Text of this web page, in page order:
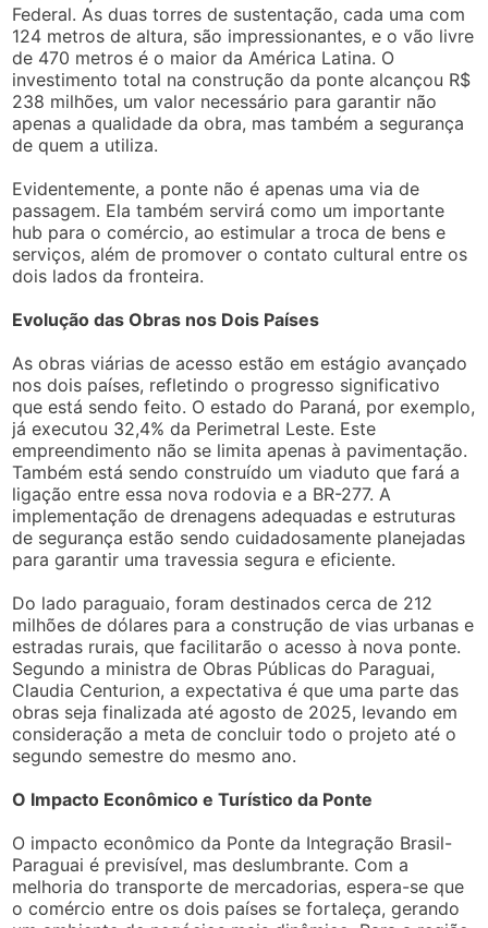
Federal. As duas torres de sustentação, cada uma com
124 metros de altura, são impressionantes, e o vão livre
de 470 metros é o maior da América Latina. O
investimento total na construção da ponte alcançou R$
238 milhões, um valor necessário para garantir não
apenas a qualidade da obra, mas também a segurança
de quem a utiliza.
Evidentemente, a ponte não é apenas uma via de
passagem. Ela também servirá como um importante
hub para o comércio, ao estimular a troca de bens e
serviços, além de promover o contato cultural entre os
dois lados da fronteira.
Evolução das Obras nos Dois Países
As obras viárias de acesso estão em estágio avançado
nos dois países, refletindo o progresso significativo
que está sendo feito. O estado do Paraná, por exemplo,
já executou 32,4% da Perimetral Leste. Este
empreendimento não se limita apenas à pavimentação.
Também está sendo construído um viaduto que fará a
ligação entre essa nova rodovia e a BR-277. A
implementação de drenagens adequadas e estruturas
de segurança estão sendo cuidadosamente planejadas
para garantir uma travessia segura e eficiente.
Do lado paraguaio, foram destinados cerca de 212
milhões de dólares para a construção de vias urbanas e
estradas rurais, que facilitarão o acesso à nova ponte.
Segundo a ministra de Obras Públicas do Paraguai,
Claudia Centurion, a expectativa é que uma parte das
obras seja finalizada até agosto de 2025, levando em
consideração a meta de concluir todo o projeto até o
segundo semestre do mesmo ano.
O Impacto Econômico e Turístico da Ponte
O impacto econômico da Ponte da Integração Brasil-
Paraguai é previsível, mas deslumbrante. Com a
melhoria do transporte de mercadorias, espera-se que
o comércio entre os dois países se fortaleça, gerando